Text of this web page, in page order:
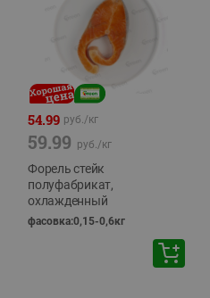
54.99 руб./кг
59.99 руб./кг
Форель стейк
полуфабрикат,
охлажденный
фасовка:0,15-0,6кг